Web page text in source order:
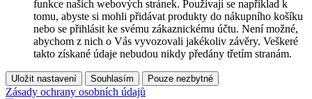
funkce našich webových stránek. Používají se například k
tomu, abyste si mohli přidávat produkty do nákupního košíku
nebo se přihlásit ke svému zákaznickému účtu. Není možné,
abychom z nich o Vás vyvozovali jakékoliv závěry. Veškeré
takto získané údaje nebudou nikdy předány třetím stranám.
Uložit nastavení Souhlasím Pouze nezbytné
Zásady ochrany osobních údajů